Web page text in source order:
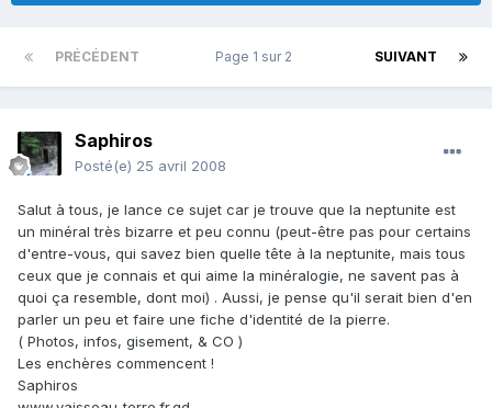
PRÉCÉDENT SUIVANT
Page 1 sur 2
Saphiros
Posté(e) 25 avril 2008
Salut à tous, je lance ce sujet car je trouve que la neptunite est
un minéral très bizarre et peu connu (peut-être pas pour certains
d'entre-vous, qui savez bien quelle tête à la neptunite, mais tous
ceux que je connais et qui aime la minéralogie, ne savent pas à
quoi ça resemble, dont moi) . Aussi, je pense qu'il serait bien d'en
parler un peu et faire une fiche d'identité de la pierre.
( Photos, infos, gisement, & CO )
Les enchères commencent !
Saphiros